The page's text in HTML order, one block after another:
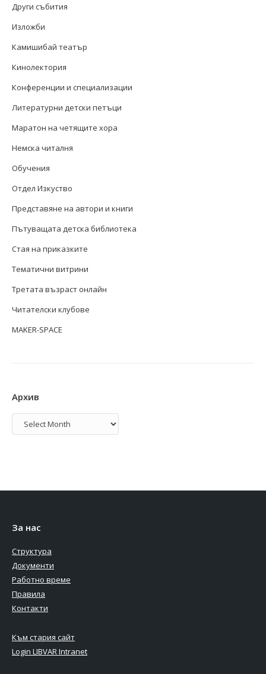
Други събития
Изложби
Камишибай театър
Кинолектория
Конференции и специализации
Литературни детски петъци
Маратон на четящите хора
Немска читалня
Обучения
Отдел Изкуство
Представяне на автори и книги
Пътуващата детска библиотека
Стая на приказките
Тематични витрини
Третата възраст онлайн
Читателски клубове
MAKER-SPACE
Архив
Архив
За нас
Структура
Документи
Работно време
Правила
Контакти
Към стария сайт
Login LIBVAR Intranet